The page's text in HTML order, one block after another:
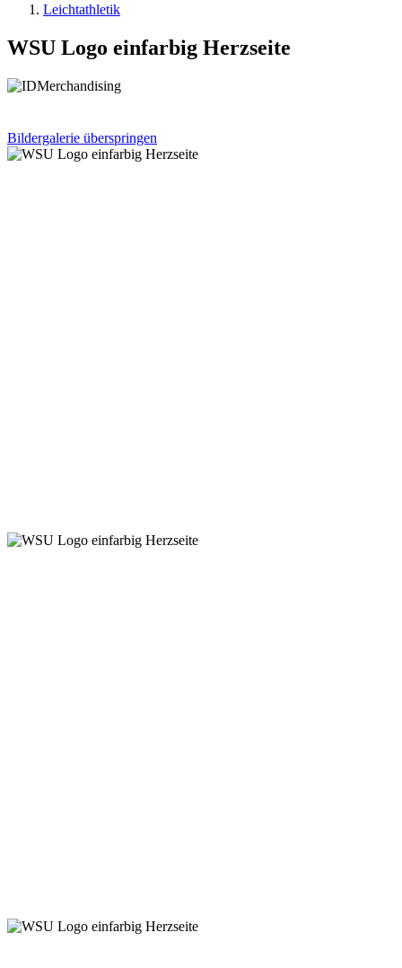
Leichtathletik
WSU Logo einfarbig Herzseite
Bildergalerie überspringen